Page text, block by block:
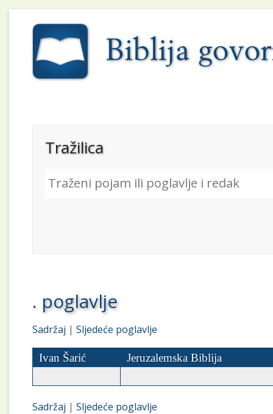
Tražilica
. poglavlje
Sadržaj |Sljedeće poglavlje
Ivan Šarić Jeruzalemska Biblija
Sadržaj |Sljedeće poglavlje